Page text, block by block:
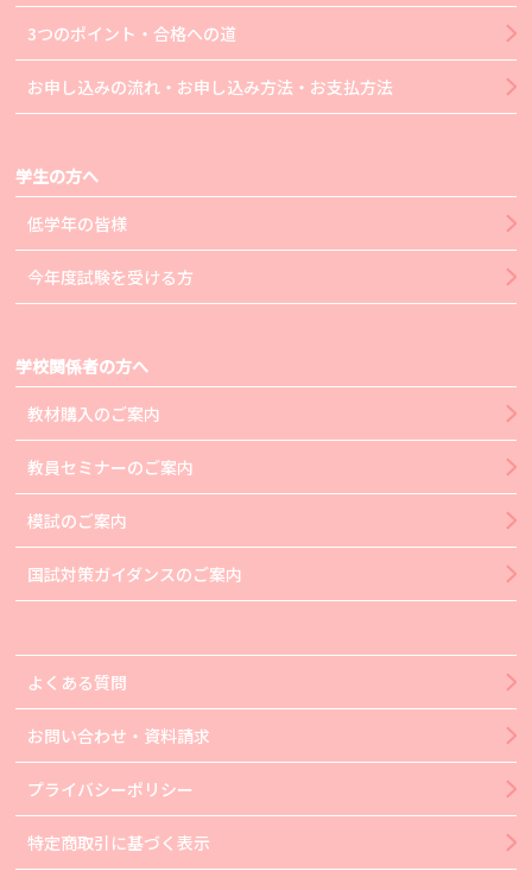
3つのポイント・合格への道
お申し込みの流れ・お申し込み方法・お支払方法
学生の方へ
低学年の皆様
今年度試験を受ける方
学校関係者の方へ
教材購入のご案内
教員セミナーのご案内
模試のご案内
国試対策ガイダンスのご案内
よくある質問
お問い合わせ・資料請求
プライバシーポリシー
特定商取引に基づく表示